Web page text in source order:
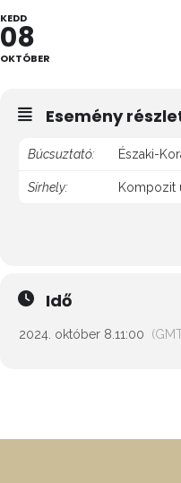
KEDD
08
OKTÓBER
Esemény
Búcsuztató: Északi-
Sírhely: Kompozit
Idő
2024. október 8. 11:00